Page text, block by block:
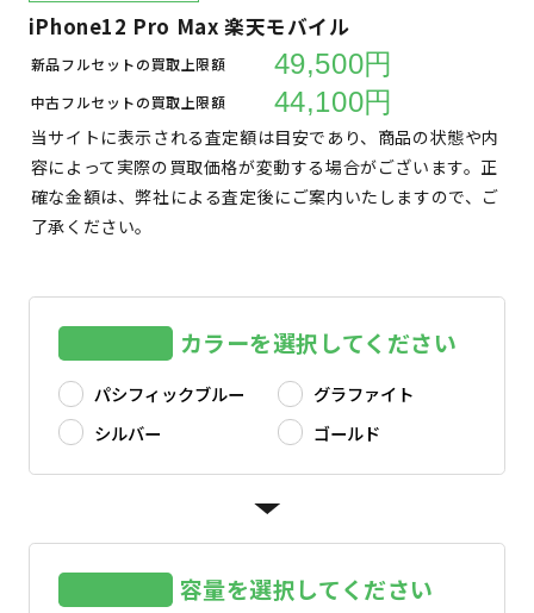
iPhone12 Pro Max 楽天モバイル
新品フルセットの買取上限額 49,500円
中古フルセットの買取上限額 44,100円
当サイトに表示される査定額は目安であり、商品の状態や内
容によって実際の買取価格が変動する場合がございます。正
確な金額は、弊社による査定後にご案内いたしますので、ご
了承ください。
カラーを選択してください
パシフィックブルー
グラファイト
シルバー
ゴールド
容量を選択してください